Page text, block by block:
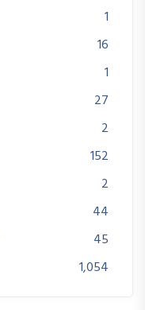
1
16
1
27
2
152
2
44
45
1,054